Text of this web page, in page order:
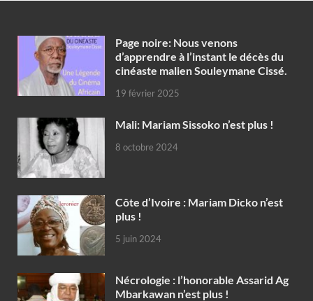
Page noire: Nous venons
d’apprendre à l’instant le décès du
cinéaste malien Souleymane Cissé.
19 février 2025
Mali: Mariam Sissoko n’est plus !
8 octobre 2024
Côte d’Ivoire : Mariam Dicko n’est
plus !
5 juin 2024
Nécrologie : l’honorable Assarid Ag
Mbarkawan n’est plus !